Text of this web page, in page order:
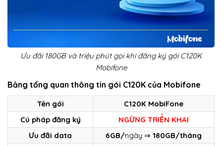
Ưu đãi 180GB và triệu phút gọi khi đăng ký gói C120K
Mobifone
Bảng tổng quan thông tin gói C120K của Mobifone
Tên gói
C120K MobiFone
Cú pháp đăng ký
NGỪNG TRIỂN KHAI
Ưu đãi data
6GB/ngày ⇒ 180GB/tháng